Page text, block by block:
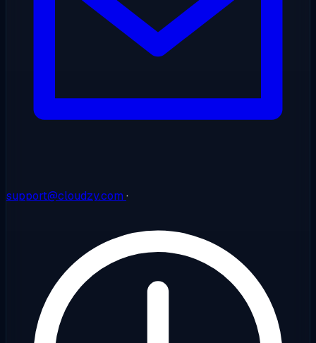
support@cloudzy.com ·